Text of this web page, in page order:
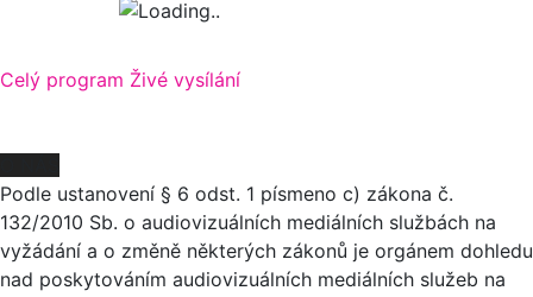
Celý program Živé vysílání
Podle ustanovení § 6 odst. 1 písmeno c) zákona č.
132/2010 Sb. o audiovizuálních mediálních službách na
vyžádání a o změně některých zákonů je orgánem dohledu
nad poskytováním audiovizuálních mediálních služeb na